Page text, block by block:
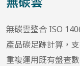
無碳雲整合 ISO
產品碳足跡計算，
重複運用既有盤查